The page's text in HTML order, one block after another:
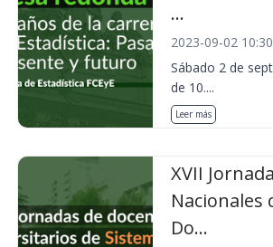
...
2023-09-02
Sábado 2 de
de 10....
Leer más
XVII
Nacionales
Do...